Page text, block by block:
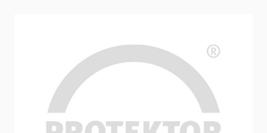
Betonkontakt ECO (20 kg)
Betonkontakt Haftbrücke für Gips, gipshaltige Systemputze
und Ansetzbinder sowie Kalkputze auf glattem Beton im
Innenbereich, mit roter Pigmentierung für einen
verbesserten Kontrast zu unbehandelten Flächen. Das
Produkt ist hoch alkalibeständig und gebrauchsfertig
eingestellt.